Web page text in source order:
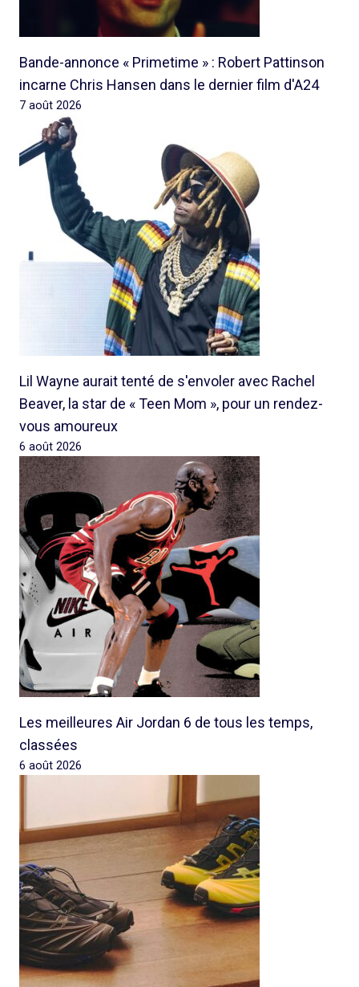
Bande-annonce « Primetime » : Robert Pattinson
incarne Chris Hansen dans le dernier film d'A24
7 août 2026
Lil Wayne aurait tenté de s'envoler avec Rachel
Beaver, la star de « Teen Mom », pour un rendez-
vous amoureux
6 août 2026
Les meilleures Air Jordan 6 de tous les temps,
classées
6 août 2026